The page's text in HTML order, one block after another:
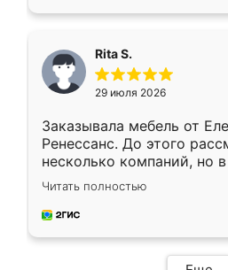
Rita S.
29 июля 2026
Заказывала мебель от
Ренессанс. До этого
несколько компаний, но
эту. Сначала обговорили
приехал замерщик, всё
и снял размеры.
Читать полностью